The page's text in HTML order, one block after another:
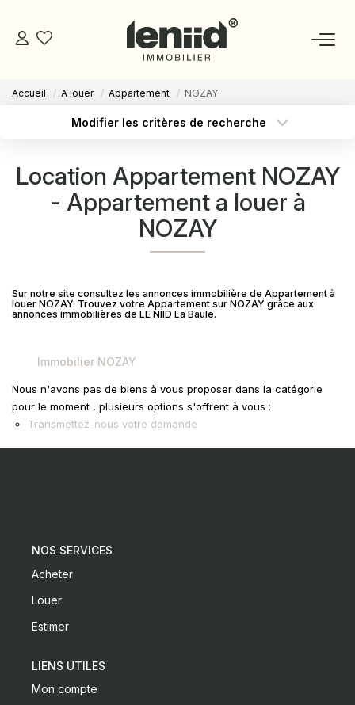
NOS BIENS
NOS CONSEILLERS
ESPACE MANDATAIRE
CONTACT
Accueil A louer Appartement NOZAY
Modifier les critères de recherche
Sélectionnez...
Type de bien
Surface min
Location Appartement NOZAY
- Appartement a louer à
NOZAY
Sur notre site consultez les annonces immobilière de Appartement à
louer NOZAY. Trouvez votre Appartement sur NOZAY grâce aux
annonces immobilières de LE NIID La Baule.
Immobilier NOZAY
Nous n'avons pas de biens à vous proposer dans la catégorie
pour le moment , plusieurs options s'offrent à vous :
Transmettez-nous votre demande
NOS SERVICES
Acheter
Louer
Estimer
LIENS UTILES
Mon compte